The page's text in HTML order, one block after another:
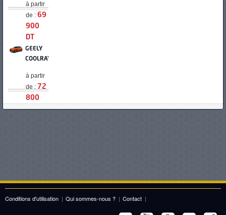
à partir
de : 69
900
DT
GEELY
COOLRAY
à partir
de : 72
800
DT
DT
T-
Conditions d'utilisation | Qui sommes-nous ? | Contact |